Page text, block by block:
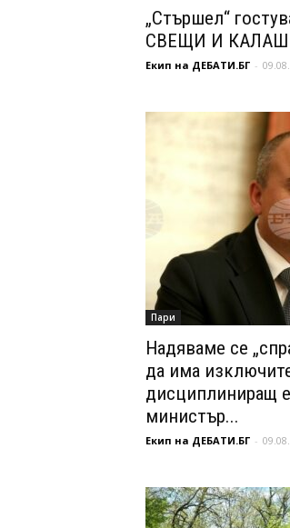
„Стършел“
СВЕЩИ И
Екип на ДЕБАТИ.БГ -
Пари
Надяваме се
да има
дисциплиниращ
министър...
Екип на ДЕБАТИ.БГ -